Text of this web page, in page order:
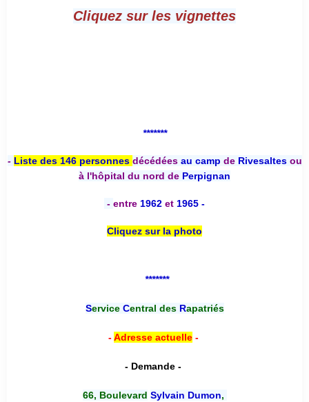
Cliquez sur les vignettes
*******
- Liste des 146 personnes décédées au camp deRivesaltesou
à l'hôpital du nord de Perpignan
- entre 1962 et 1965 -
Cliquez sur la photo
*******
Service Central desRapatriés
-Adresse actuelle-
- Demande -
66, Boulevard Sylvain Dumon,